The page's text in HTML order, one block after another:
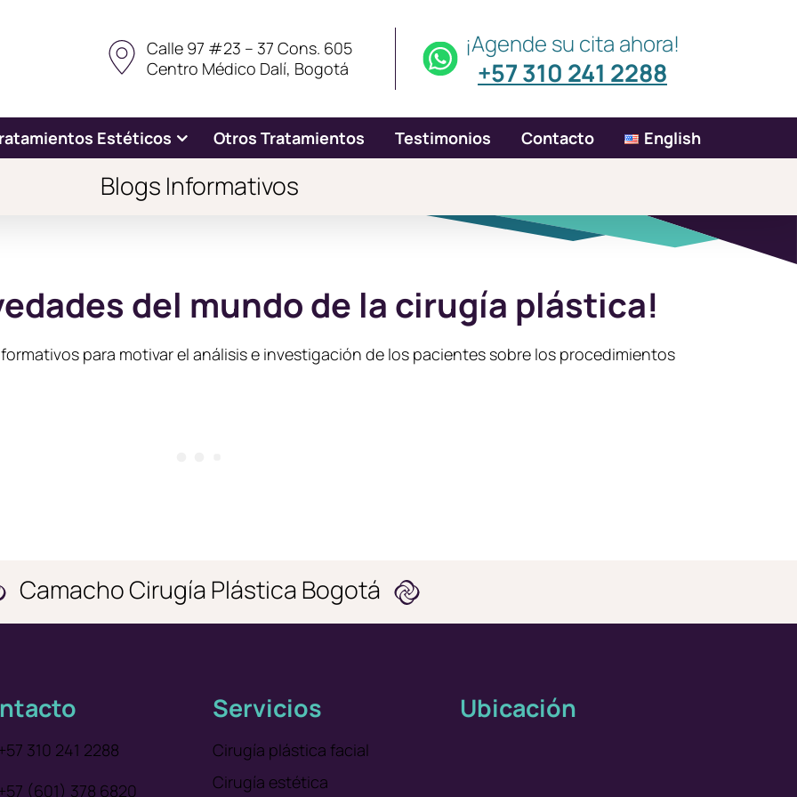
Calle 97 #23 – 37 Cons. 605
Centro Médico Dalí, Bogotá
¡Agende su cita ahora!
+57 310 241 2288
Estéticos Otros Tratamientos Testimonios Contacto English
Blogs Informativos
del mundo de la cirugía plástica!
para motivar el análisis e investigación de los pacientes sobre los procedimientos
Camacho Cirugía Plástica Bogotá
310 241 2288
(601) 378 6820
Servicios
Cirugía plástica facial
Cirugía estética
Ubicación